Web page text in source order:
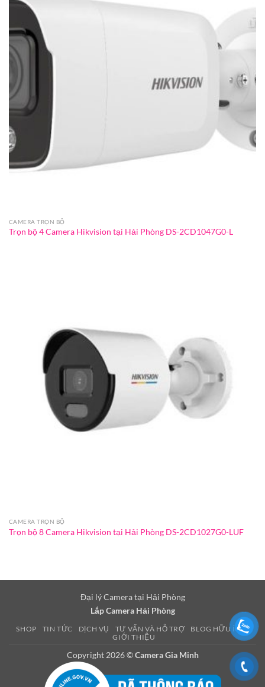
CAMERA TRỌN BỘ
Trọn bộ 4 Camera Hikvision tại Hải Phòng DS-2CD1047G0-L
CAMERA TRỌN BỘ
Trọn bộ 8 Camera Hikvision tại Hải Phòng DS-2CD1027G0-LUF
Đại lý Camera tại Hải Phòng
Lắp Camera Hải Phòng
SHOP TIN TỨC DỊCH VỤ TƯ VẤN VÀ HỖ TRỢ
BLOG HỮU ÍCH
GIỚI THIỆU
Copyright 2026 ©Camera Gia Minh